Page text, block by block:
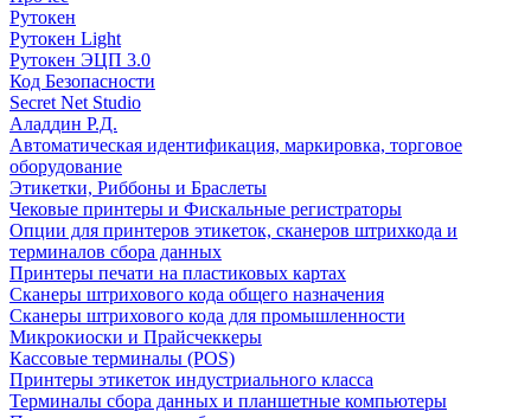
Рутокен
Рутокен Light
Рутокен ЭЦП 3.0
Код Безопасности
Secret Net Studio
Аладдин Р.Д.
Автоматическая идентификация, маркировка, торговое
оборудование
Этикетки, Риббоны и Браслеты
Чековые принтеры и Фискальные регистраторы
Опции для принтеров этикеток, сканеров штрихкода и
терминалов сбора данных
Принтеры печати на пластиковых картах
Сканеры штрихового кода общего назначения
Сканеры штрихового кода для промышленности
Микрокиоски и Прайсчеккеры
Кассовые терминалы (POS)
Принтеры этикеток индустриального класса
Терминалы сбора данных и планшетные компьютеры